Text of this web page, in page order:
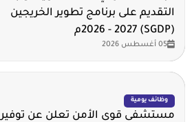
التقديم على برنامج تطوير الخريجين
(SGDP) 2026 - 2027م
05 أغسطس 2026
وظائف يومية
مستشفى قوى الأمن تعلن عن توفير